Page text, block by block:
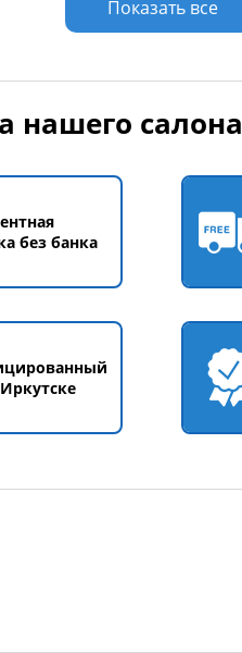
Показать все
нашего салона
без банка